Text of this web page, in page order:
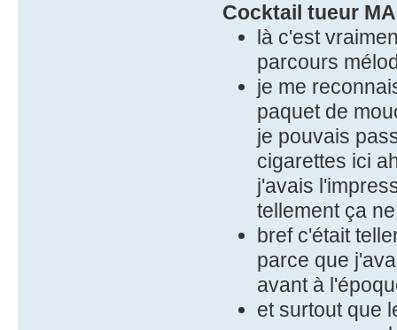
Cocktail tueur
là c'est
parcours
je me
paquet de
je pouvais
cigarettes ici
j'avais
tellement ça
bref c'était
parce que
avant à
et surtout que